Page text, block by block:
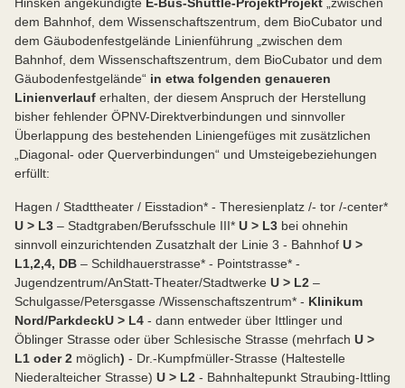
dem Bahnhof, dem Wissenschaftszentrum, dem BioCubator und
dem Gäubodenfestgelände Linienführung „zwischen dem
Bahnhof, dem Wissenschaftszentrum, dem BioCubator und dem
Gäubodenfestgelände“ in etwa folgenden genaueren
Linienverlauf erhalten, der diesem Anspruch der Herstellung
bisher fehlender ÖPNV-Direktverbindungen und sinnvoller
Überlappung des bestehenden Liniengefüges mit zusätzlichen
„Diagonal- oder Querverbindungen“ und Umsteigebeziehungen
erfüllt:
Hagen / Stadttheater / Eisstadion* - Theresienplatz /- tor /-center*
U > L3 – Stadtgraben/Berufsschule III* U > L3 bei ohnehin
sinnvoll einzurichtenden Zusatzhalt der Linie 3 - Bahnhof U >
L1,2,4, DB – Schildhauerstrasse* - Pointstrasse* -
Jugendzentrum/AnStatt-Theater/Stadtwerke U > L2 –
Schulgasse/Petersgasse /Wissenschaftszentrum* - Klinikum
Nord/ParkdeckU > L4 - dann entweder über Ittlinger und
Öblinger Strasse oder über Schlesische Strasse (mehrfach U >
L1 oder 2 möglich) - Dr.-Kumpfmüller-Strasse (Haltestelle
Niederalteicher Strasse) U > L2 - Bahnhaltepunkt Straubing-Ittling